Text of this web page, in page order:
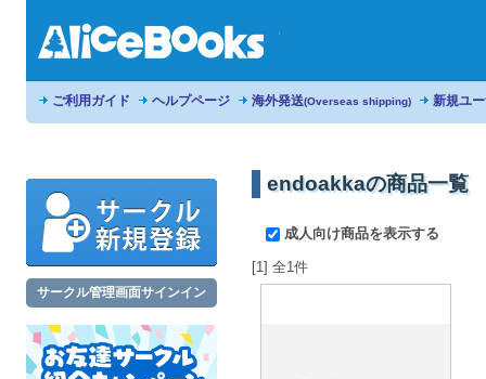
ご利用ガイド ヘルプページ 海外発送(Overseas shipping) 新規ユ
サークル管理画面サインイン
endoakkaの商品一覧
成人向け商品を表示する
[1] 全1件